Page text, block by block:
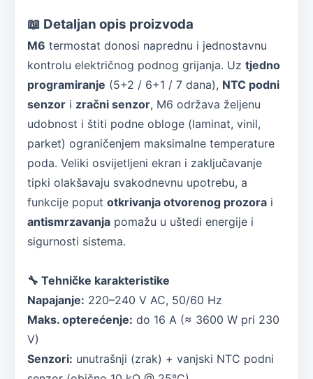
📖 Detaljan opis proizvoda
M6 termostat donosi naprednu i jednostavnu
kontrolu električnog podnog grijanja. Uz tjedno
programiranje (5+2 / 6+1 / 7 dana), NTC podni
senzor i zračni senzor, M6 održava željenu
udobnost i štiti podne obloge (laminat, vinil,
parket) ograničenjem maksimalne temperature
poda. Veliki osvijetljeni ekran i zaključavanje
tipki olakšavaju svakodnevnu upotrebu, a
funkcije poput otkrivanja otvorenog prozora i
antismrzavanja pomažu u uštedi energije i
sigurnosti sistema.
🔧 Tehničke karakteristike
Napajanje: 220–240 V AC, 50/60 Hz
Maks. opterećenje: do 16 A (≈ 3600 W pri 230
V)
Senzori: unutrašnji (zrak) + vanjski NTC podni